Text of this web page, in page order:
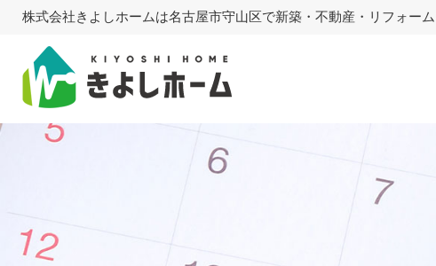
株式会社きよしホームは名古屋市守山区で新築・不動産・リフォーム